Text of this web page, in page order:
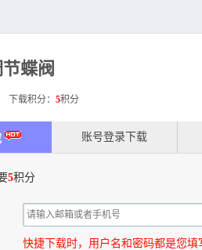
蝶阀
载积分： 5积分
账号登录下载
5积分
快捷下载时，用户名和密码都是您填